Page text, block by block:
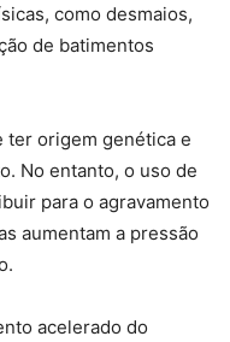
como desmaios,
de batimentos
ter origem genética e
No entanto, o uso de
para o agravamento
aumentam a pressão
acelerado do